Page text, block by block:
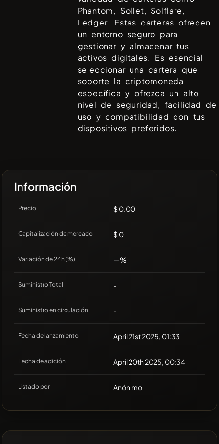
Phantom, Sollet, Solflare,
Ledger. Estas carteras ofrecen
un entorno seguro para
gestionar y almacenar tus
activos digitales. Es esencial
seleccionar una cartera que
soporte la criptomoneda
específica y ofrezca un alto
nivel de seguridad, facilidad de
uso y compatibilidad con tus
dispositivos preferidos.
Información
Precio $ 0.00
Capitalización de mercado $ 0
Variación de 24h (%) —%
Suministro Total -
Suministro en circulación -
Fecha de lanzamiento April 21st 2025, 01:33
Fecha de adición April 20th 2025, 00:34
Listado por Anónimo